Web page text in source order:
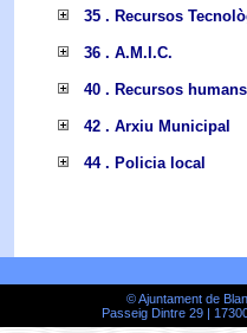
35 . Recursos
36 . A.M.I.C.
40 . Recursos humans
42 . Arxiu Municipal
44 . Policia local
© Ajuntament de
Passeig Dintre 29 |